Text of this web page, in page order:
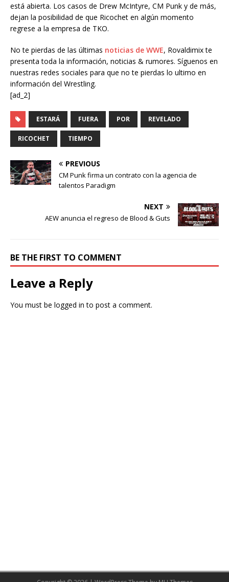
está abierta. Los casos de Drew McIntyre, CM Punk y de más,
dejan la posibilidad de que Ricochet en algún momento
regrese a la empresa de TKO.
No te pierdas de las últimas noticias de WWE, Rovaldimix te
presenta toda la información, noticias & rumores. Síguenos en
nuestras redes sociales para que no te pierdas lo ultimo en
información del Wrestling.
[ad_2]
ESTARÁ FUERA POR REVELADO
RICOCHET TIEMPO
PREVIOUS
CM Punk firma un contrato con la agencia de
talentos Paradigm
NEXT
AEW anuncia el regreso de Blood & Guts
BE THE FIRST TO COMMENT
Leave a Reply
You must be logged in to post a comment.